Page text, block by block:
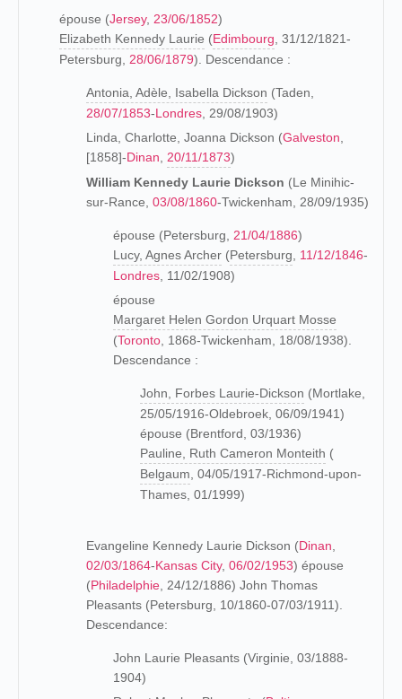
épouse (Jersey, 23/06/1852)
Elizabeth Kennedy Laurie (Edimbourg , 31/12/1821-
Petersburg, 28/06/1879). Descendance :
Antonia, Adèle, Isabella Dickson (Taden,
28/07/1853-Londres , 29/08/1903)
Linda, Charlotte, Joanna Dickson (Galveston
[1858]-Dinan 20/11/1873)
William Kennedy Laurie Dickson (Le Minihic-
sur-Rance, 03/08/1860-Twickenham, 28/09/1935)
épouse (Petersburg, 21/04/1886)
Lucy, Agnes Archer (Petersburg 11/12/1846-
Londres , 11/02/1908)
épouse
Margaret Helen Gordon Urquart Mosse
(Toronto , 1868-Twickenham, 18/08/1938).
Descendance :
John, Forbes Laurie-Dickson (Mortlake,
25/05/1916-Oldebroek, 06/09/1941)
épouse (Brentford, 03/1936)
Pauline, Ruth Cameron Monteith (
Belgaum , 04/05/1917-Richmond-upon-
Thames, 01/1999)
Evangeline Kennedy Laurie Dickson (Dinan
02/03/1864-Kansas City, 06/02/1953) épouse
(Philadelphie , 24/12/1886) John Thomas
Pleasants (Petersburg, 10/1860-07/03/1911).
Descendance:
John Laurie Pleasants (Virginie, 03/1888-
1904)